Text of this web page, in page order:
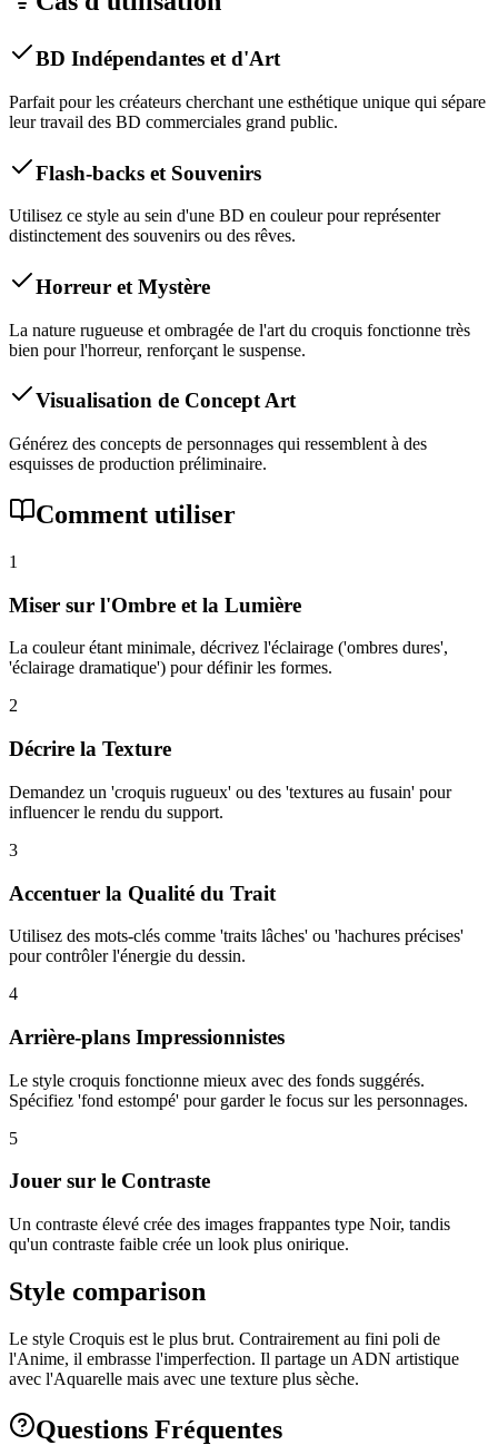
BD Indépendantes et d'Art
Parfait pour les créateurs cherchant une esthétique unique qui sépare
leur travail des BD commerciales grand public.
Flash-backs et Souvenirs
Utilisez ce style au sein d'une BD en couleur pour représenter
distinctement des souvenirs ou des rêves.
Horreur et Mystère
La nature rugueuse et ombragée de l'art du croquis fonctionne très
bien pour l'horreur, renforçant le suspense.
Visualisation de Concept Art
Générez des concepts de personnages qui ressemblent à des
esquisses de production préliminaire.
Comment utiliser
1
Miser sur l'Ombre et la Lumière
La couleur étant minimale, décrivez l'éclairage ('ombres dures',
'éclairage dramatique') pour définir les formes.
2
Décrire la Texture
Demandez un 'croquis rugueux' ou des 'textures au fusain' pour
influencer le rendu du support.
3
Accentuer la Qualité du Trait
Utilisez des mots-clés comme 'traits lâches' ou 'hachures précises'
pour contrôler l'énergie du dessin.
4
Arrière-plans Impressionnistes
Le style croquis fonctionne mieux avec des fonds suggérés.
Spécifiez 'fond estompé' pour garder le focus sur les personnages.
5
Jouer sur le Contraste
Un contraste élevé crée des images frappantes type Noir, tandis
qu'un contraste faible crée un look plus onirique.
Style comparison
Le style Croquis est le plus brut. Contrairement au fini poli de
l'Anime, il embrasse l'imperfection. Il partage un ADN artistique
avec l'Aquarelle mais avec une texture plus sèche.
Questions Fréquentes